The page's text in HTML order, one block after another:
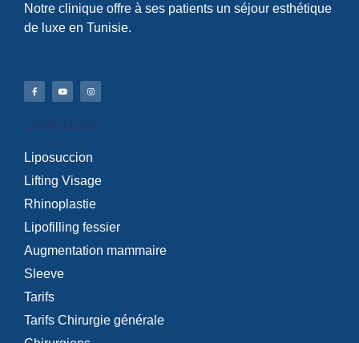
Notre clinique offre à ses patients un séjour esthétique
de luxe en Tunisie.
Liens Utiles
Liposuccion
Lifting Visage
Rhinoplastie
Lipofilling fessier
Augmentation mammaire
Sleeve
Tarifs
Tarifs Chirurgie générale